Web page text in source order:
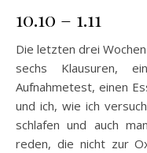
10.10 – 1.11
Die letzten drei Wochen waren echt eine Herausforderung:
sechs Klausuren,
Aufnahmetest, einen
und ich, wie ich
schlafen und auch
reden, die nicht zur